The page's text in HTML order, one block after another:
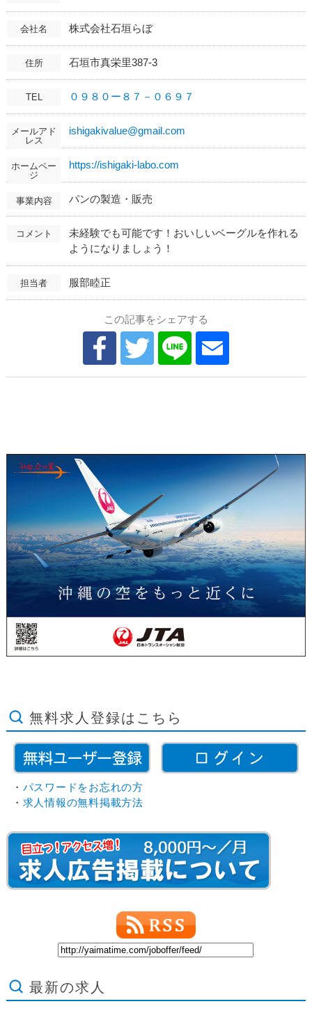
会社名 株式会社石垣らぼ
住所 石垣市真栄里387-3
TEL ０９８０ー８７－０６９７
メールアド
レス
ishigakivalue@gmail.com
ホームペー
ジ
https://ishigaki-labo.com
事業内容 パンの製造・販売
コメント
未経験でも可能です！おいしいベーグルを作れる
ようになりましょう！
担当者 服部睦正
この記事をシェアする
無料求人登録はこちら
・ パスワードをお忘れの方
・ 求人情報の無料掲載方法
最新の求人